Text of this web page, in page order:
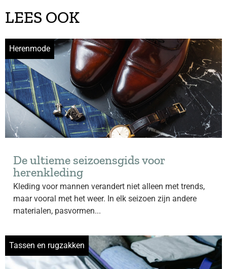
LEES OOK
Herenmode
De ultieme seizoensgids voor
herenkleding
Kleding voor mannen verandert niet alleen met trends,
maar vooral met het weer. In elk seizoen zijn andere
materialen, pasvormen...
Tassen en rugzakken